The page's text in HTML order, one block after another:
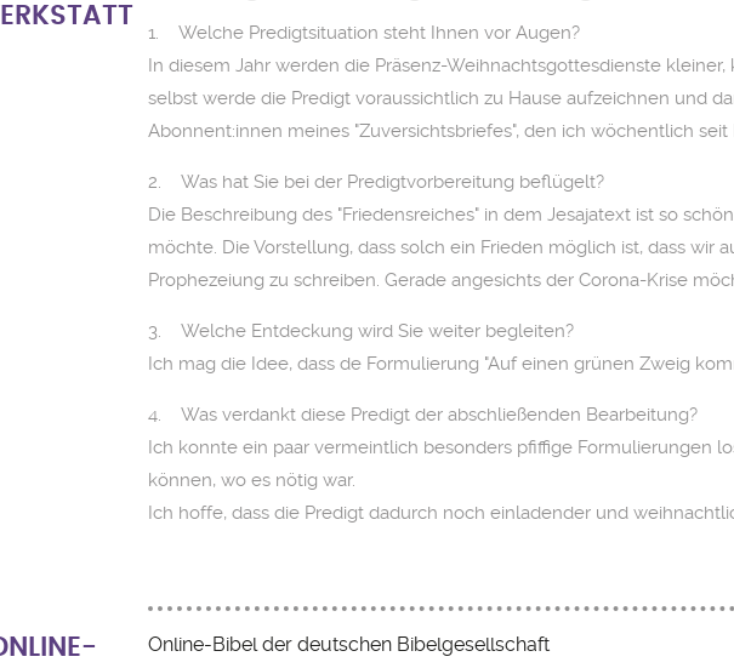
1. Welche Predigtsituation steht Ihnen vor Augen?
In diesem Jahr werden die Präsenz-Weihnachtsgottesdienste
selbst werde die Predigt voraussichtlich zu Hause aufzeichnen und
Abonnent:innen meines "Zuversichtsbriefes", den ich wöchentlich
2. Was hat Sie bei der Predigtvorbereitung beflügelt?
Die Beschreibung des "Friedensreiches" in dem Jesajatext ist so
möchte. Die Vorstellung, dass solch ein Frieden möglich ist, dass
Prophezeiung zu schreiben. Gerade angesichts der Corona-Krise
3. Welche Entdeckung wird Sie weiter begleiten?
Ich mag die Idee, dass de Formulierung "Auf einen grünen Zweig
4. Was verdankt diese Predigt der abschließenden Bearbeitung?
Ich konnte ein paar vermeintlich besonders pfiffige Formulierungen
können, wo es nötig war.
Ich hoffe, dass die Predigt dadurch noch einladender und
Online-Bibel der deutschen Bibelgesellschaft